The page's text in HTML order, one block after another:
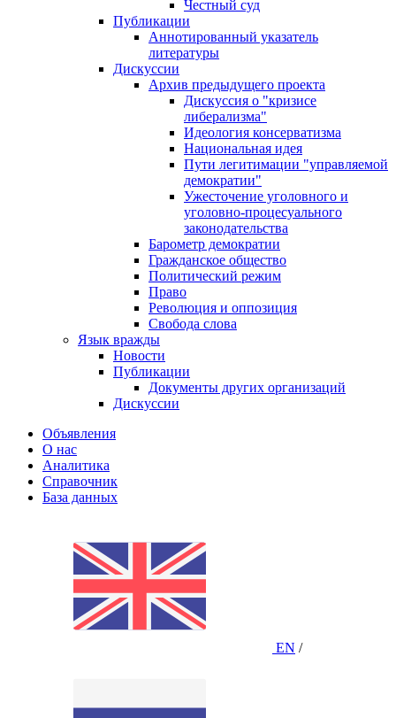
Честный суд
Публикации
Аннотированный указатель
литературы
Дискуссии
Архив предыдущего проекта
Дискуссия о "кризисе
либерализма"
Идеология консерватизма
Национальная идея
Пути легитимации "управляемой
демократии"
Ужесточение уголовного и
уголовно-процесуального
законодательства
Барометр демократии
Гражданское общество
Политический режим
Право
Революция и оппозиция
Свобода слова
Язык вражды
Новости
Публикации
Документы других организаций
Дискуссии
Объявления
О нас
Аналитика
Справочник
База данных
EN /